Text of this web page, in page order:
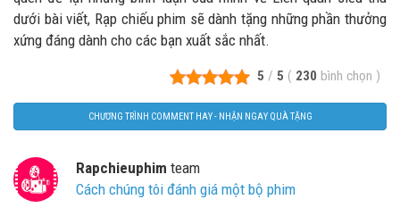
dưới bài viết, Rạp chiếu phim sẽ dành tặng những phần thưởng
xứng đáng dành cho các bạn xuất sắc nhất.
5 / 5 ( 230 bình chọn )
CHƯƠNG TRÌNH COMMENT HAY - NHẬN NGAY QUÀ TẶNG
Rapchieuphim team
Cách chúng tôi đánh giá một bộ phim